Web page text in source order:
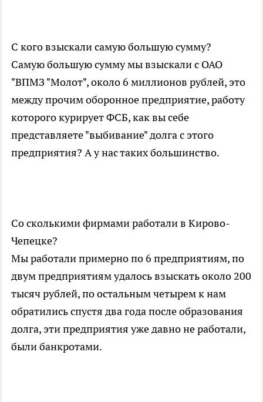
С кого взыскали самую большую сумму?
Самую большую сумму мы взыскали с ОАО
"ВПМЗ "Молот", около 6 миллионов рублей, это
между прочим оборонное предприятие, работу
которого курирует ФСБ, как вы себе
представляете "выбивание" долга с этого
предприятия? А у нас таких большинство.
Со сколькими фирмами работали в Кирово-
Чепецке?
Мы работали примерно по 6 предприятиям, по
двум предприятиям удалось взыскать около 200
тысяч рублей, по остальным четырем к нам
обратились спустя два года после образования
долга, эти предприятия уже давно не работали,
были банкротами.